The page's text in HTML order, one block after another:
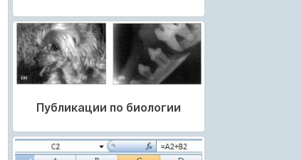
Публикации по биологии